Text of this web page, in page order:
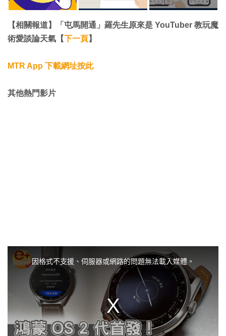
【相關報道】「屯馬開通」羅先生原來是 YouTuber 教玩魔
術愛談論天氣【下一頁】
MTR App 下載網址按此
其他熱門影片
d
因格式不支援、伺服器或網路的問題無法載入媒體。